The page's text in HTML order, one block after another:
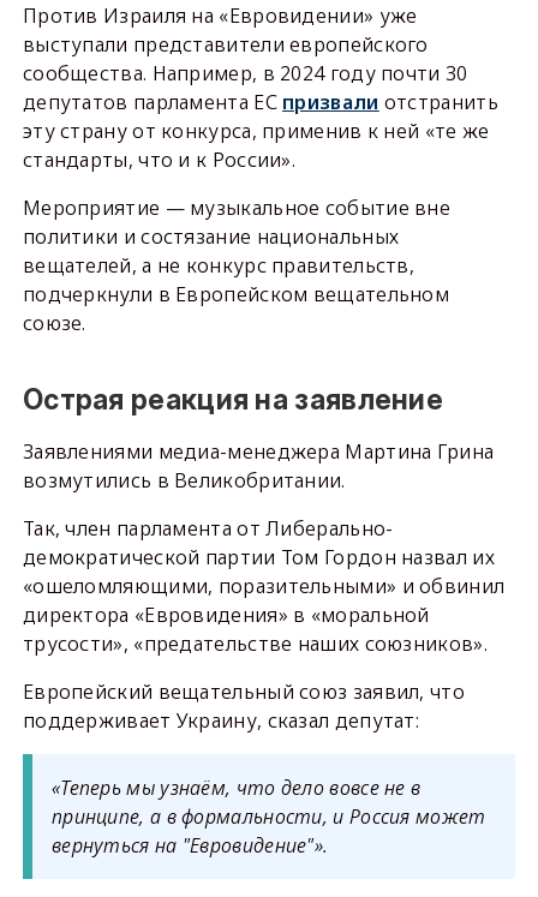
Против Израиля на «Евровидении» уже
выступали представители европейского
сообщества. Например, в 2024 году почти 30
депутатов парламента ЕС призвали отстранить
эту страну от конкурса, применив к ней «те же
стандарты, что и к России».
Мероприятие — музыкальное событие вне
политики и состязание национальных
вещателей, а не конкурс правительств,
подчеркнули в Европейском вещательном
союзе.
Острая реакция на заявление
Заявлениями медиа-менеджера Мартина Грина
возмутились в Великобритании.
Так, член парламента от Либерально-
демократической партии Том Гордон назвал их
«ошеломляющими, поразительными» и обвинил
директора «Евровидения» в «моральной
трусости», «предательстве наших союзников».
Европейский вещательный союз заявил, что
поддерживает Украину, сказал депутат:
«Теперь мы узнаём, что дело вовсе не в
принципе, а в формальности, и Россия может
вернуться на "Евровидение"».